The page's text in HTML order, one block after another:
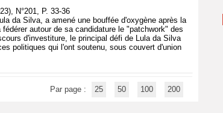
N°201, P. 33-36
da Silva, a amené une bouffée d'oxygène après la
autour de sa candidature le "patchwork" des
d'investiture, le principal défi de Lula da Silva
politiques qui l'ont soutenu, sous couvert d'union
Par page : 25 50 100 200